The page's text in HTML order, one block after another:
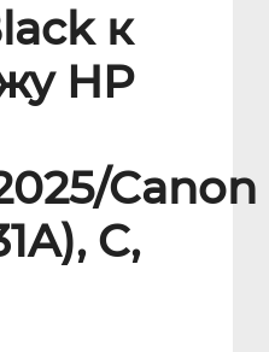
к
HP
Canon
C,